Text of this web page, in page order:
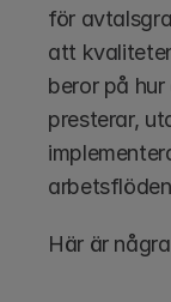
för
att
beror på
presterar,
Här är